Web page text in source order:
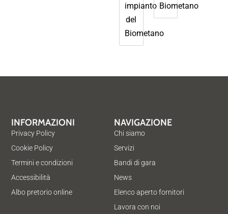
impianto
del
Biometano
Biometano
NAVIGAZIONE
Chi siamo
Servizi
Bandi di gara
News
Elenco aperto fornitori
Lavora con noi
INFORMAZIONI
Privacy Policy
Cookie Policy
Termini e condizioni
Accessibilità
Albo pretorio online